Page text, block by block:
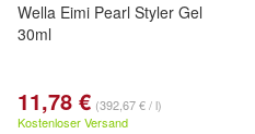
Wella Eimi Pearl Styler Gel
30ml
11,78 € (392,67 € / l)
Kostenloser Versand